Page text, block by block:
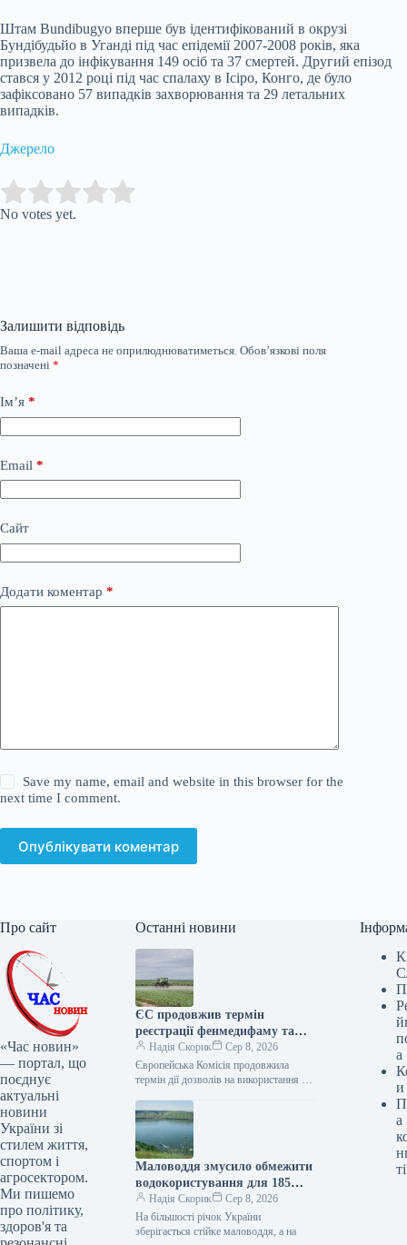
Штам Bundibugyo вперше був ідентифікований в окрузі
Бундібудьйо в Уганді під час епідемії 2007-2008 років, яка
призвела до інфікування 149 осіб та 37 смертей. Другий епізод
стався у 2012 році під час спалаху в Ісіро, Конго, де було
зафіксовано 57 випадків захворювання та 29 летальних
випадків.
Джерело
Rate this item:
No votes yet.
Залишити відповідь
Ваша e-mail адреса не оприлюднюватиметься. Обов’язкові поля
позначені *
Ім’я *
Email *
Сайт
Додати коментар *
Save my name, email and website in this browser for the
next time I comment.
Опублікувати коментар
Про сайт
«Час новин»
— портал, що
поєднує
актуальні
новини
України зі
стилем життя,
спортом і
агросектором.
Ми пишемо
про політику,
здоров'я та
Останні новини
ЄС продовжив термін
реєстрації фенмедифаму та
металаксилу
Надія Скорик
Сер 8, 2026
Європейська Комісія продовжила
термін дії дозволів на використання 21
рослин. Це рішення, ухвалене 28
липня…
Маловоддя змусило обмежити
водокористування для 185
українських компаній
Надія Скорик
Сер 8, 2026
На більшості річок України
зберігається стійке маловоддя, а на
а
и
а
ті